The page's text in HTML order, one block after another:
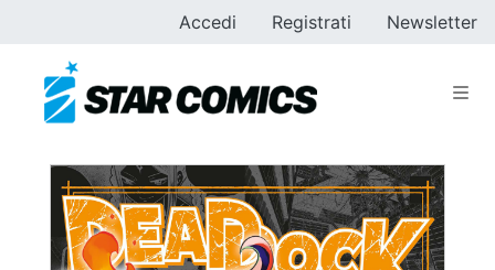
Accedi Registrati Newsletter